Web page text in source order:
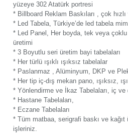
yüzeye 302 Atatürk portresi
* Billboard Reklam Baskıları , çok
* Led Tabela, Türkiye’de led tabela
* Led Panel, Her boyda, tek veya
üretimi
* 3 Boyutlu seri üretim bayi tabelaları
* Her türlü ışıklı ışıksız tabelalar
* Paslanmaz , Alüminyum, DKP ve
* Her tip iç-dış mekan pano, ışıksız,
* Yönlendirme ve İkaz Tabelaları, iç ve
* Hastane Tabelaları,
* Eczane Tabelaları
* Tüm matbaa, serigrafi baskı ve kağıt
işleriniz.